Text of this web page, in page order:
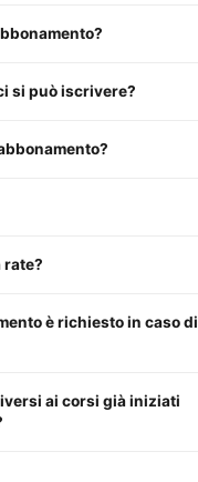
si può iscrivere?
rate?
è richiesto in caso di
ai corsi già iniziati